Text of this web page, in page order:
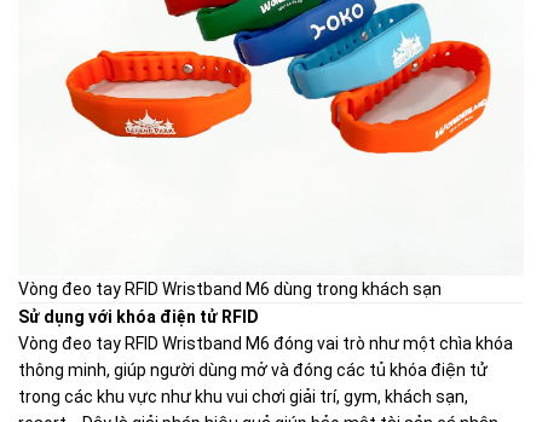
Vòng đeo tay RFID Wristband M6 dùng trong khách sạn
Sử dụng với khóa điện tử RFID
Vòng đeo tay RFID Wristband M6 đóng vai trò như một chìa khóa
thông minh, giúp người dùng mở và đóng các tủ khóa điện tử
trong các khu vực như khu vui chơi giải trí, gym, khách sạn,